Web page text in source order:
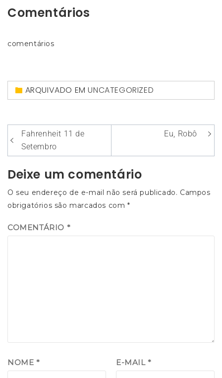
Comentários
comentários
ARQUIVADO EMUNCATEGORIZED
Navegação
de
Post
Fahrenheit 11 de
Setembro
Eu, Robô
Deixe um comentário
O seu endereço de e-mail não será publicado. Campos
obrigatórios são marcados com*
COMENTÁRIO *
NOME * E-MAIL*